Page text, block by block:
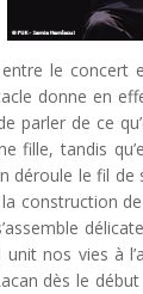
le
donne en
parler de ce
fille, tandis
déroule le fil
construction
nos vies à
dès le